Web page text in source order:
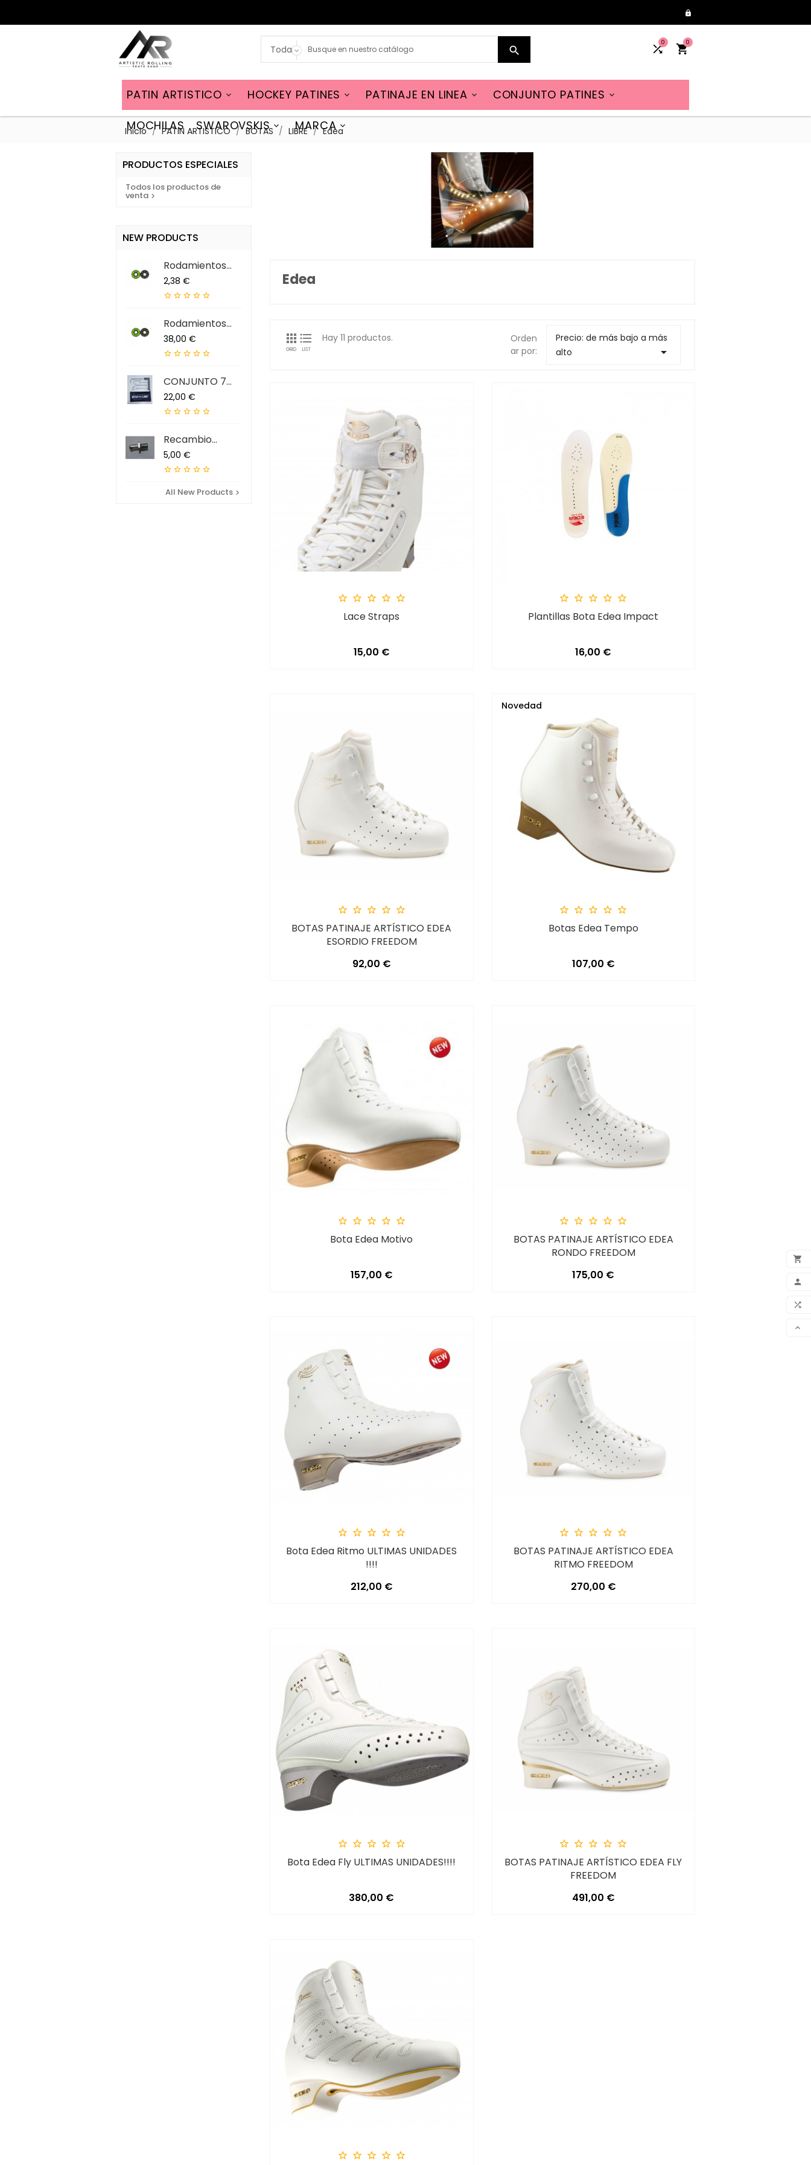





 
0 
0

PATIN ARTISTICO 
HOCKEY PATINES 
PATINAJE EN LINEA 
CONJUNTO PATINES
MOCHILAS 
SWAROVSKIS 
MARCA
Inicio PATIN ARTISTICO BOTAS LIBRE Edea
PRODUCTOS ESPECIALES
Todos los productos de
venta 
NEW PRODUCTS
Rodamientos
ABEC 9 QS (7...
Precio
2,38 €
    
Rodamientos
ABEC 9 QS (7...
Precio
38,00 €
    
CONJUNTO 7
HERRAMIENTAS...
Precio
22,00 €
    
Recambio
Extractor...
Precio
5,00 €
    
All New Products 
Edea

GRID

LIST
Hay 11 productos.
Orden
ar por:
Precio: de más bajo a más
alto

    
Lace Straps
Precio
15,00 €
    
Plantillas Bota Edea Impact
Precio
16,00 €
    
BOTAS PATINAJE ARTÍSTICO EDEA
ESORDIO FREEDOM
Precio
92,00 €
    
Botas Edea Tempo
Precio
107,00 €
Novedad
    
Bota Edea Motivo
Precio
157,00 €
    
BOTAS PATINAJE ARTÍSTICO EDEA
RONDO FREEDOM
Precio
175,00 €
    
Bota Edea Ritmo ULTIMAS UNIDADES
!!!!
Precio
212,00 €
    
BOTAS PATINAJE ARTÍSTICO EDEA
RITMO FREEDOM
Precio
270,00 €
    
Bota Edea Fly ULTIMAS UNIDADES!!!!
Precio
380,00 €
    
BOTAS PATINAJE ARTÍSTICO EDEA FLY
FREEDOM
Precio
491,00 €
    